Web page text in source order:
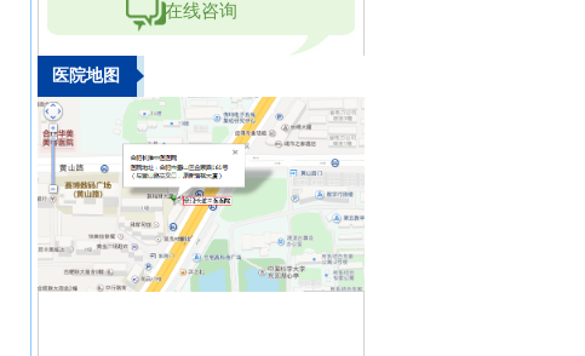
在线咨询
医院地图